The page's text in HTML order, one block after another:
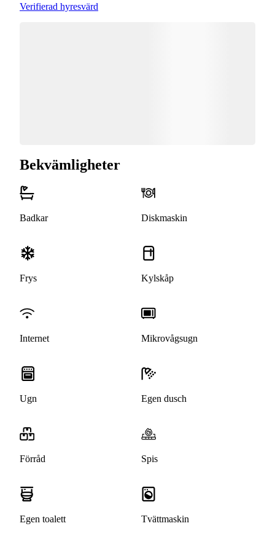
Verifierad hyresvärd
Bekvämligheter
Badkar Diskmaskin
Frys Kylskåp
Internet Mikrovågsugn
Ugn Egen dusch
Förråd Spis
Egen toalett Tvättmaskin